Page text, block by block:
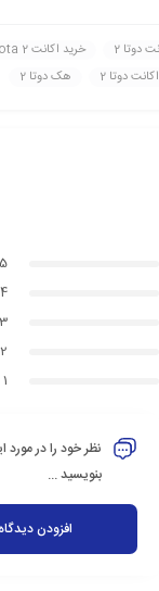
دوتا 2 خريد اکانت dota 2
دوتا 2 هک دوتا 2
5
4
3
2
1
نظر خود را در
بنویسید ...
افزودن دیدگاه